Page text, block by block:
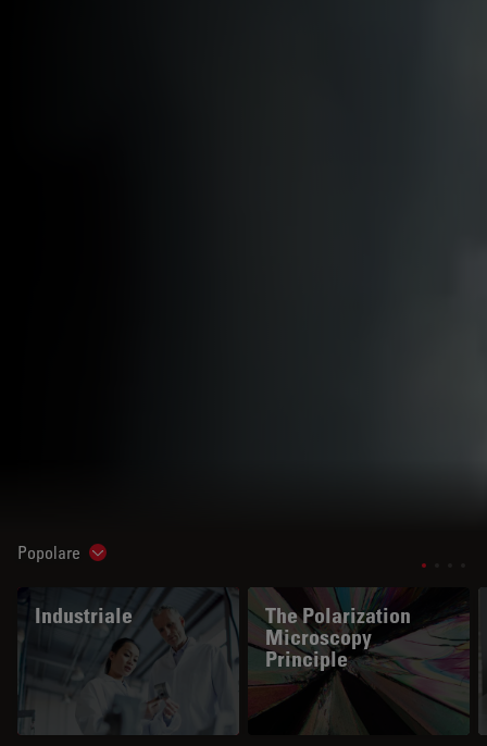
Popolare Show subnavigation
Industriale
The Polarization
Microscopy
Principle